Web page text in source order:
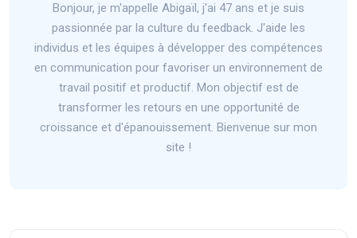
Bonjour, je m'appelle Abigaïl, j'ai 47 ans et je suis
passionnée par la culture du feedback. J'aide les
individus et les équipes à développer des compétences
en communication pour favoriser un environnement de
travail positif et productif. Mon objectif est de
transformer les retours en une opportunité de
croissance et d'épanouissement. Bienvenue sur mon
site !